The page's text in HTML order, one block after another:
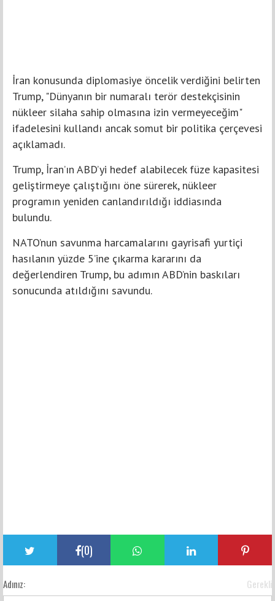
İran konusunda diplomasiye öncelik verdiğini belirten
Trump, "Dünyanın bir numaralı terör destekçisinin
nükleer silaha sahip olmasına izin vermeyeceğim"
ifadelesini kullandı ancak somut bir politika çerçevesi
açıklamadı.
Trump, İran’ın ABD’yi hedef alabilecek füze kapasitesi
geliştirmeye çalıştığını öne sürerek, nükleer
programın yeniden canlandırıldığı iddiasında
bulundu.
NATO’nun savunma harcamalarını gayrisafi yurtiçi
hasılanın yüzde 5’ine çıkarma kararını da
değerlendiren Trump, bu adımın ABD’nin baskıları
sonucunda atıldığını savundu.
(0)
Adınız: Gerekli